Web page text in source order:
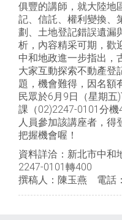
俱豐的講師，就大陸地
記、信託、權利變換、
劃、土地登記錯誤遺漏
析，內容精采可期，歡
中和地政進一步指出，
大家互動探索不動產登
題，機會難得，因名額
民眾於6月9日（星期
課（02)2247-0101分
人員參加該講座者，得
把握機會喔！
資料詳洽：新北市中
2247-0101轉400
撰稿人：陳玉燕 電話